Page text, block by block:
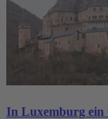
In Luxemburg ein